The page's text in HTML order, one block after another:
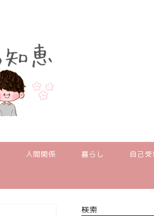
人間関係 暮らし 自己受
検索